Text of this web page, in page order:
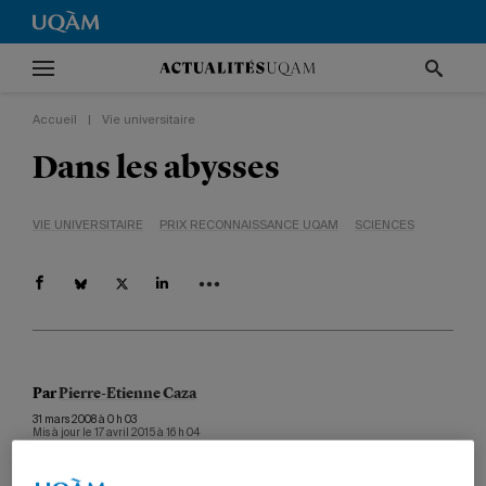
Accueil Vie universitaire
Dans les abysses
VIE UNIVERSITAIRE PRIX RECONNAISSANCE UQAM SCIENCES
ParPierre-Etienne Caza
31 mars 2008 à 0 h 03
Mis à jour le 17 avril 2015 à 16 h 04